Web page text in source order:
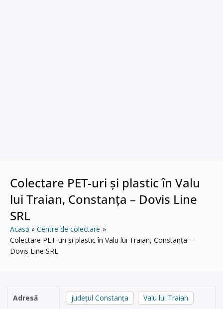
Colectare PET-uri și plastic în Valu
lui Traian, Constanța – Dovis Line
SRL
Acasă
Centre de colectare
Colectare PET-uri și plastic în Valu lui Traian, Constanța –
Dovis Line SRL
Adresă județul Constanța Valu lui Traian